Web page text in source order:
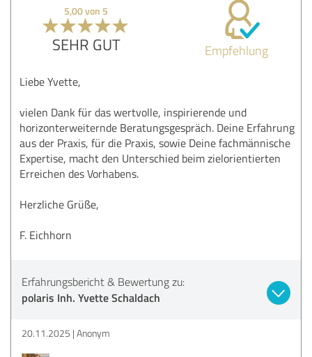
5,00 von 5
SEHR GUT Empfehlung
Liebe Yvette,
vielen Dank für das wertvolle, inspirierende und
horizonterweiternde Beratungsgespräch. Deine Erfahrung
aus der Praxis, für die Praxis, sowie Deine fachmännische
Expertise, macht den Unterschied beim zielorientierten
Erreichen des Vorhabens.
Herzliche Grüße,
F. Eichhorn
Erfahrungsbericht & Bewertung zu:
polaris Inh. Yvette Schaldach
20.11.2025 Anonym